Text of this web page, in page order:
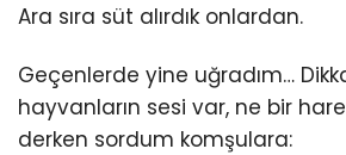
Ara sıra süt alırdık onlardan.
Geçenlerde yine uğradım…
hayvanların sesi var, ne bir
derken sordum komşulara: